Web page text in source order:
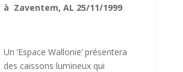
à Zaventem, AL 25/11/1999
Un ‘Espace Wallonie’ présentera
des caissons lumineux qui